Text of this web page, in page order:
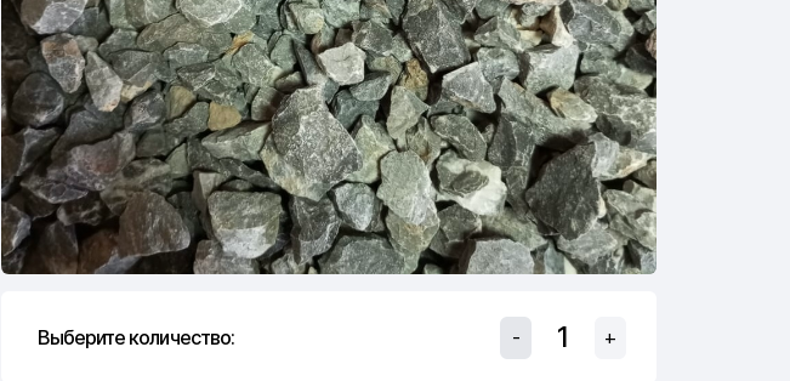
Выберите количество: - +